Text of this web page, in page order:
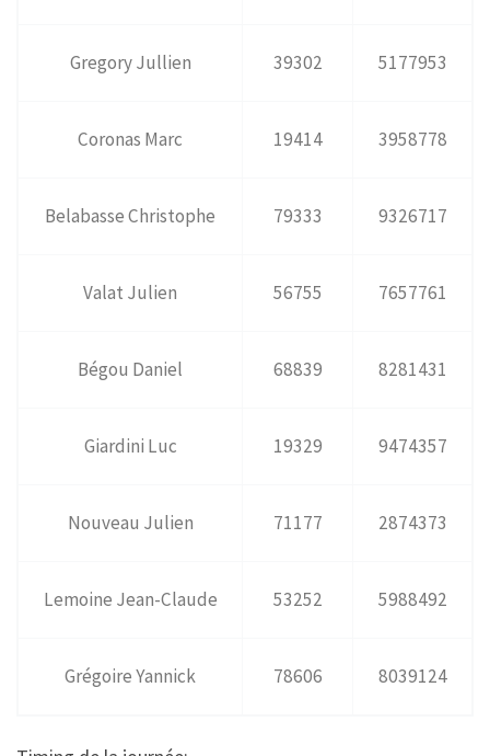
Gregory Jullien 39302 5177953
Coronas Marc 19414 3958778
Belabasse Christophe 79333 9326717
Valat Julien 56755 7657761
Bégou Daniel 68839 8281431
Giardini Luc 19329 9474357
Nouveau Julien 71177 2874373
Lemoine Jean-Claude 53252 5988492
Grégoire Yannick 78606 8039124